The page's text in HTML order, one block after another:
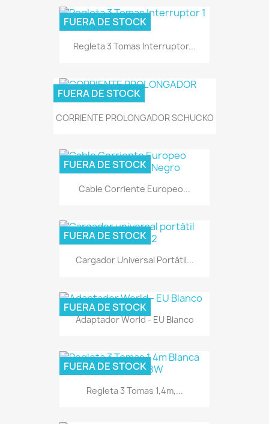
Regleta 3 Tomas Interruptor...
FUERA DE STOCK
CORRIENTE PROLONGADOR SCHUCKO
FUERA DE STOCK
Cable Corriente Europeo...
FUERA DE STOCK
Cargador Universal Portátil...
FUERA DE STOCK
Adaptador World - EU Blanco
FUERA DE STOCK
Regleta 3 Tomas 1,4m,...
FUERA DE STOCK